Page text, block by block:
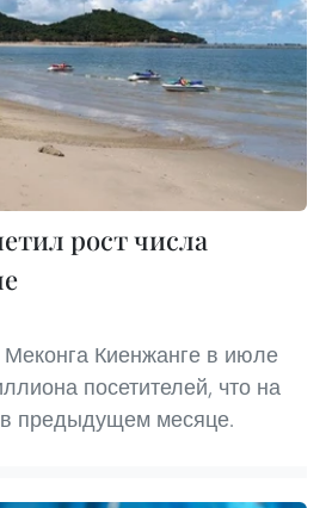
рост числа
Киенжанге в июле
посетителей, что на
предыдущем месяце.